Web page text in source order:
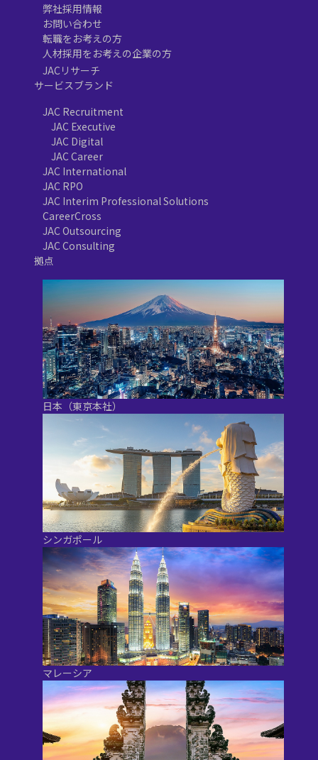
弊社採用情報
お問い合わせ
転職をお考えの方
人材採用をお考えの企業の方
JACリサーチ
サービスブランド
JAC Recruitment
JAC Executive
JAC Digital
JAC Career
JAC International
JAC RPO
JAC Interim Professional Solutions
CareerCross
JAC Outsourcing
JAC Consulting
拠点
日本（東京本社）
シンガポール
マレーシア